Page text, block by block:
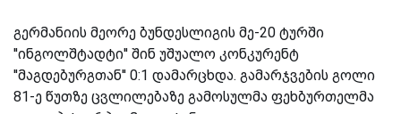
გერმანიის მეორე ბუნდესლიგის მე-20 ტურში
''ინგოლშტადტი'' შინ უშუალო კონკურენტ
''მაგდებურგთან'' 0:1 დამარცხდა. გამარჯვების გოლი
81-ე წუთზე ცვლილებაზე გამოსულმა ფეხბურთელმა